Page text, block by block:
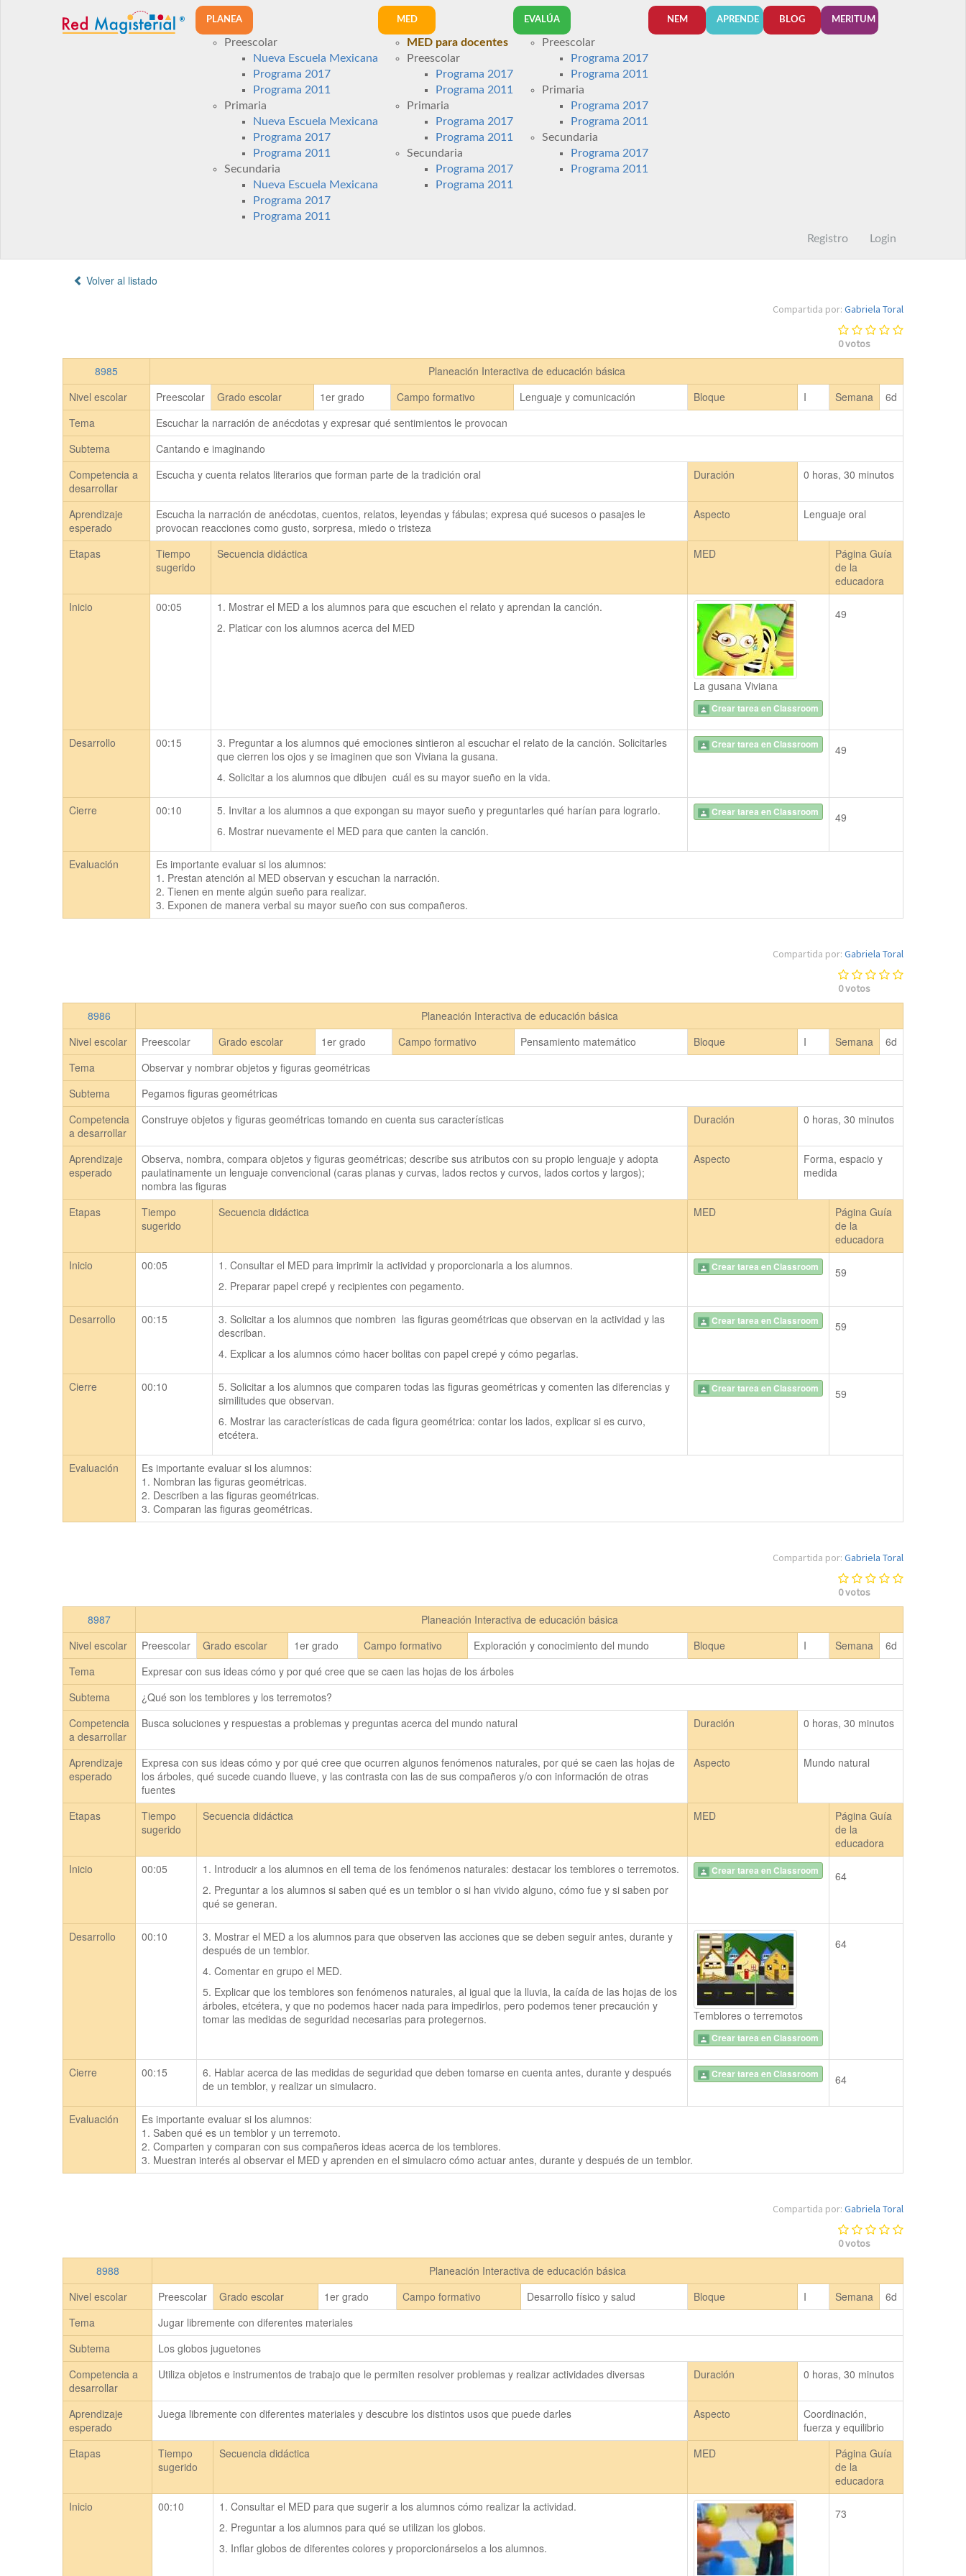
PLANEA
Preescolar
Nueva Escuela Mexicana
Programa 2017
Programa 2011
Primaria
Nueva Escuela Mexicana
Programa 2017
Programa 2011
Secundaria
Nueva Escuela Mexicana
Programa 2017
Programa 2011
MED
MED para docentes
Preescolar
Programa 2017
Programa 2011
Primaria
Programa 2017
Programa 2011
Secundaria
Programa 2017
Programa 2011
EVALÚA
Preescolar
Programa 2017
Programa 2011
Primaria
Programa 2017
Programa 2011
Secundaria
Programa 2017
Programa 2011
NEM APRENDE BLOG MERITUM
Registro Login
Volver al listado
Compartida por: Gabriela Toral
0votos
8985
Planeación Interactiva de educación básica
Nivel escolar
Preescolar Grado escolar 1er grado Campo formativo Lenguaje y comunicación Bloque I Semana
6d
Tema
Escuchar la narración de anécdotas y expresar qué sentimientos le provocan
Subtema
Cantando e imaginando
Competencia a
desarrollar
Escucha y cuenta relatos literarios que forman parte de la tradición oral Duración 0 horas, 30 minutos
Aprendizaje
esperado
Escucha la narración de anécdotas, cuentos, relatos, leyendas y fábulas; expresa qué sucesos o pasajes le
provocan reacciones como gusto, sorpresa, miedo o tristeza
Aspecto Lenguaje oral
Etapas
Tiempo
sugerido
Secuencia didáctica MED
Página Guía
de la
educadora
Inicio
00:05
1. Mostrar el MED a los alumnos para que escuchen el relato y aprendan la canción.
2. Platicar con los alumnos acerca del MED
La gusana Viviana
Crear tarea en Classroom
49
Desarrollo 00:15
3. Preguntar a los alumnos qué emociones sintieron al escuchar el relato de la canción. Solicitarles
que cierren los ojos y se imaginen que son Viviana la gusana.
4. Solicitar a los alumnos que dibujen  cuál es su mayor sueño en la vida.
Crear tarea en Classroom 49
Cierre 00:10
5. Invitar a los alumnos a que expongan su mayor sueño y preguntarles qué harían para lograrlo.
6. Mostrar nuevamente el MED para que canten la canción.
Crear tarea en Classroom 49
Evaluación
Es importante evaluar si los alumnos:
1. Prestan atención al MED observan y escuchan la narración.
2. Tienen en mente algún sueño para realizar.
3. Exponen de manera verbal su mayor sueño con sus compañeros.
Compartida por: Gabriela Toral
0votos
8986
Planeación Interactiva de educación básica
Nivel escolar
Preescolar Grado escolar 1er grado Campo formativo Pensamiento matemático Bloque I Semana
6d
Tema
Observar y nombrar objetos y figuras geométricas
Subtema
Pegamos figuras geométricas
Competencia
a desarrollar
Construye objetos y figuras geométricas tomando en cuenta sus características Duración 0 horas, 30 minutos
Aprendizaje
esperado
Observa, nombra, compara objetos y figuras geométricas; describe sus atributos con su propio lenguaje y adopta
paulatinamente un lenguaje convencional (caras planas y curvas, lados rectos y curvos, lados cortos y largos);
nombra las figuras
Aspecto
Forma, espacio y
medida
Etapas
Tiempo
sugerido
Secuencia didáctica MED
Página Guía
de la
educadora
Inicio
00:05
1. Consultar el MED para imprimir la actividad y proporcionarla a los alumnos.
2. Preparar papel crepé y recipientes con pegamento.
Crear tarea en Classroom 59
Desarrollo 00:15
3. Solicitar a los alumnos que nombren  las figuras geométricas que observan en la actividad y las
describan.
4. Explicar a los alumnos cómo hacer bolitas con papel crepé y cómo pegarlas.
Crear tarea en Classroom 59
Cierre 00:10
5. Solicitar a los alumnos que comparen todas las figuras geométricas y comenten las diferencias y
similitudes que observan.
6. Mostrar las características de cada figura geométrica: contar los lados, explicar si es curvo,
etcétera.
Crear tarea en Classroom 59
Evaluación
Es importante evaluar si los alumnos:
1. Nombran las figuras geométricas.
2. Describen a las figuras geométricas.
3. Comparan las figuras geométricas.
Compartida por: Gabriela Toral
0votos
8987
Planeación Interactiva de educación básica
Nivel escolar
Preescolar Grado escolar 1er grado Campo formativo Exploración y conocimiento del mundo Bloque I Semana
6d
Tema
Expresar con sus ideas cómo y por qué cree que se caen las hojas de los árboles
Subtema
¿Qué son los temblores y los terremotos?
Competencia
a desarrollar
Busca soluciones y respuestas a problemas y preguntas acerca del mundo natural Duración 0 horas, 30 minutos
Aprendizaje
esperado
Expresa con sus ideas cómo y por qué cree que ocurren algunos fenómenos naturales, por qué se caen las hojas de
los árboles, qué sucede cuando llueve, y las contrasta con las de sus compañeros y/o con información de otras
fuentes
Aspecto Mundo natural
Etapas
Tiempo
sugerido
Secuencia didáctica MED
Página Guía
de la
educadora
Inicio
00:05
1. Introducir a los alumnos en ell tema de los fenómenos naturales: destacar los temblores o terremotos.
2. Preguntar a los alumnos si saben qué es un temblor o si han vivido alguno, cómo fue y si saben por
qué se generan.
Crear tarea en Classroom 64
Desarrollo 00:10
3. Mostrar el MED a los alumnos para que observen las acciones que se deben seguir antes, durante y
después de un temblor.
4. Comentar en grupo el MED.
5. Explicar que los temblores son fenómenos naturales, al igual que la lluvia, la caída de las hojas de los
árboles, etcétera, y que no podemos hacer nada para impedirlos, pero podemos tener precaución y
tomar las medidas de seguridad necesarias para protegernos.
Temblores o terremotos
Crear tarea en Classroom
64
Cierre 00:15
6. Hablar acerca de las medidas de seguridad que deben tomarse en cuenta antes, durante y después
de un temblor, y realizar un simulacro.
Crear tarea en Classroom 64
Evaluación
Es importante evaluar si los alumnos:
1. Saben qué es un temblor y un terremoto.
2. Comparten y comparan con sus compañeros ideas acerca de los temblores.
3. Muestran interés al observar el MED y aprenden en el simulacro cómo actuar antes, durante y después de un temblor.
Compartida por: Gabriela Toral
0votos
8988
Planeación Interactiva de educación básica
Nivel escolar
Preescolar Grado escolar 1er grado Campo formativo Desarrollo físico y salud Bloque I Semana
6d
Tema
Jugar libremente con diferentes materiales
Subtema
Los globos juguetones
Competencia a
desarrollar
Utiliza objetos e instrumentos de trabajo que le permiten resolver problemas y realizar actividades diversas Duración 0 horas, 30 minutos
Aprendizaje
esperado
Juega libremente con diferentes materiales y descubre los distintos usos que puede darles Aspecto
Coordinación,
fuerza y equilibrio
Etapas
Tiempo
sugerido
Secuencia didáctica MED
Página Guía
de la
educadora
Inicio
00:10
1. Consultar el MED para que sugerir a los alumnos cómo realizar la actividad.
2. Preguntar a los alumnos para qué se utilizan los globos.
3. Inflar globos de diferentes colores y proporcionárselos a los alumnos.
73